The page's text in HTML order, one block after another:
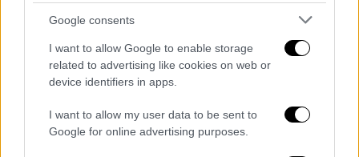
Google consents
I want to allow Google to enable storage
related to advertising like cookies on web or
device identifiers in apps.
I want to allow my user data to be sent to
Google for online advertising purposes.
Από την άλλη στα τρόλει, τον πρώην ΗΛΠΑΠ,
Ενωση των Εργαζομένων είχεανακοινώσει
τη συμμετοχή της στην αυριανή
κινητοποίηση της ΓΣΕΕ με
Κατά της απόφασης αυτής η διοίκηση της
ΟΣΥ προσέφυγε στη δικαιοσύνη και η